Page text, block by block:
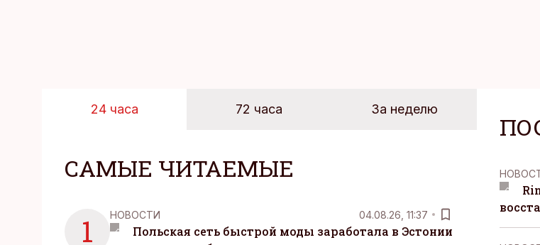
24 часа 72 часа За неделю
САМЫЕ ЧИТАЕМЫЕ
1 НОВОСТИ 04.08.26, 11:37
Польская сеть быстрой моды заработала в Эстонии